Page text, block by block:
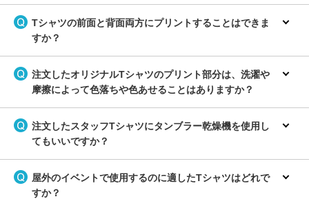
Tシャツの前面と背面両方にプリントすることはできま
すか？
注文したオリジナルTシャツのプリント部分は、洗濯や
摩擦によって色落ちや色あせることはありますか？
注文したスタッフTシャツにタンブラー乾燥機を使用し
てもいいですか？
屋外のイベントで使用するのに適したTシャツはどれで
すか？